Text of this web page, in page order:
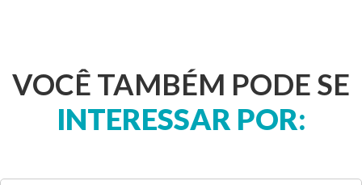
VOCÊ TAMBÉM PODE SE
INTERESSAR POR: